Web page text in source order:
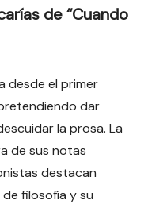
de “Cuando
desde el primer
dar
la prosa. La
de sus notas
destacan
filosofía y su